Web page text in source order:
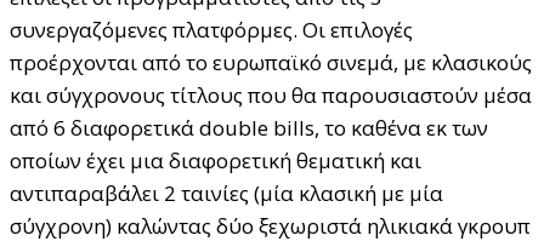
συνεργαζόμενες πλατφόρμες. Οι επιλογές
προέρχονται από το ευρωπαϊκό σινεμά, με κλασικούς
και σύγχρονους τίτλους που θα παρουσιαστούν μέσα
από 6 διαφορετικά double bills, το καθένα εκ των
οποίων έχει μια διαφορετική θεματική και
αντιπαραβάλει 2 ταινίες (μία κλασική με μία
σύγχρονη) καλώντας δύο ξεχωριστά ηλικιακά γκρουπ